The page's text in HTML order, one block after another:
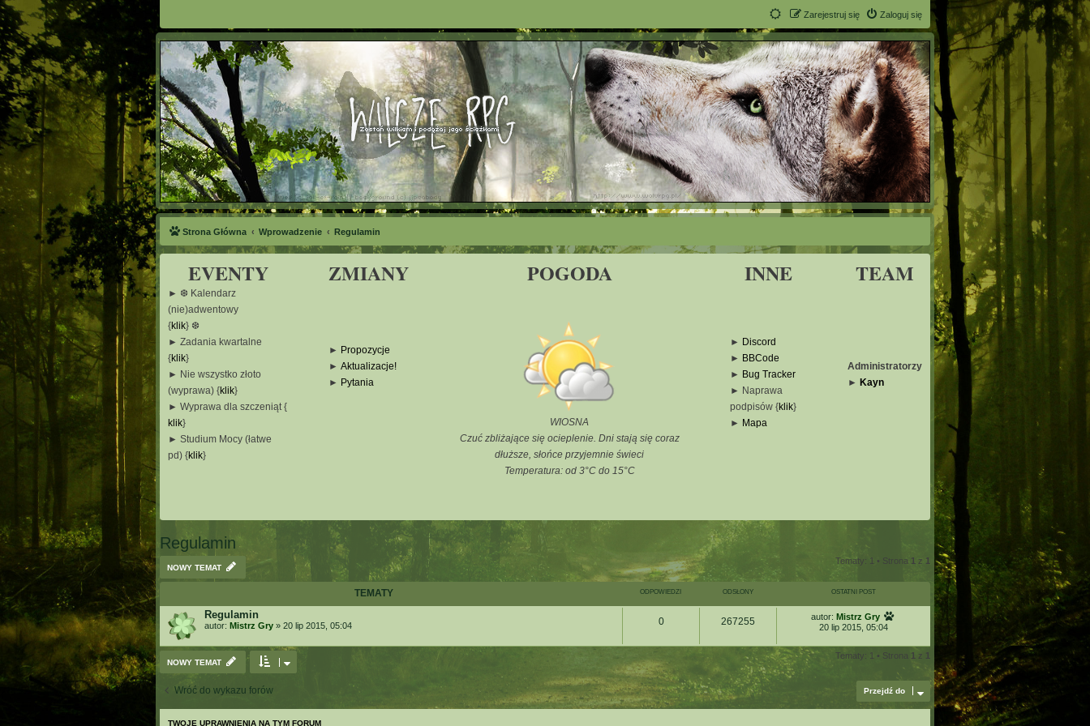
Zaloguj się
Zarejestruj się
Strona Główna Wprowadzenie Regulamin
EVENTY ZMIANY POGODA INNE TEAM
► ❆ Kalendarz
(nie)adwentowy
{klik} ❆
► Zadania kwartalne
{klik}
► Nie wszystko złoto
(wyprawa) {klik}
► Wyprawa dla szczeniąt {
klik}
► Studium Mocy (łatwe
pd) {klik}
► Propozycje
► Aktualizacje!
► Pytania
WIOSNA
Czuć zbliżające się ocieplenie. Dni stają się coraz
dłuższe, słońce przyjemnie świeci
Temperatura: od 3°C do 15°C
► Discord
► BBCode
► Bug Tracker
► Naprawa
podpisów {klik}
► Mapa
Administratorzy
► Kayn
Regulamin
NOWY TEMAT
Tematy: 1 • Strona 1 z 1
TEMATY ODPOWIEDZI ODSŁONY OSTATNI POST
Regulamin
autor: Mistrz Gry » 20 lip 2015, 05:04 0 267255 autor:Mistrz Gry
20 lip 2015, 05:04
NOWY TEMAT
Tematy: 1 • Strona 1 z 1
Wróć do wykazu forów Przejdź do
TWOJE UPRAWNIENIA NA TYM FORUM